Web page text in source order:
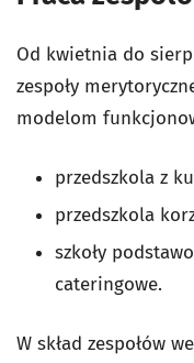
Od kwietnia do
zespoły
modelom
przedszkola z
przedszkola
szkoły
cateringowe.
W skład zespołów